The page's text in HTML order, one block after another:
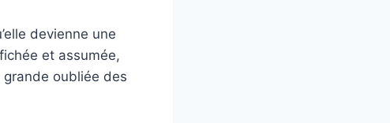
devienne une
et assumée,
oubliée des